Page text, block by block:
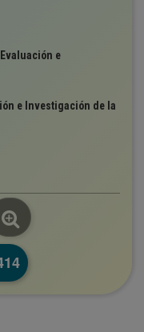
e
e Investigación de la